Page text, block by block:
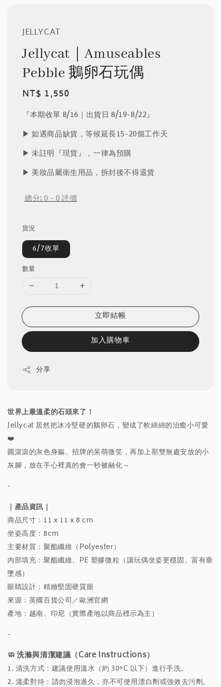
JELLYCAT
Jellycat｜Amuseables
Pebble 鵝卵石玩偶
Regular
price
NT$ 1,550
『本期收單 8/16｜出貨日 8/19-8/22』
▶︎ 如遇商品缺貨，等候延長15-20個工作天
▶︎ 未註明『現貨』，一律為預購
▶︎ 美妝品屬衛生用品，拆封後不得退貨
總分:0-0評價
貨況
6/7收單
數量
立即結帳
加入購物車
分享
世界上最溫柔的石頭來了！
Jellycat 居然把冰冷堅硬的鵝卵石，變成了軟綿綿的治癒小可愛
❤️
圓滾滾的灰色身軀、招牌的呆萌微笑，再加上那雙無處安放的小
灰腳，放在手心裡真的會一秒被融化～
-
｜產品資訊｜
商品尺寸：11 x 11 x 8 cm
坐姿高度：8cm
主要材質：聚酯纖維（Polyester）
內部填充：聚酯纖維、PE 塑膠微粒（讓玩偶坐姿更穩固、富有垂
墜感）
眼睛設計：精緻堅固硬質眼
來源：英國百貨公司／歐洲官網
產地：越南、印尼（實際產地以商品標示為主）
-
🧼 洗滌與清潔建議（Care Instructions）
1. 清洗方式：建議使用溫水（約 30°C 以下）進行手洗。
2. 溫柔對待：請勿浸泡過久，亦不可使用漂白劑或強效去污劑。